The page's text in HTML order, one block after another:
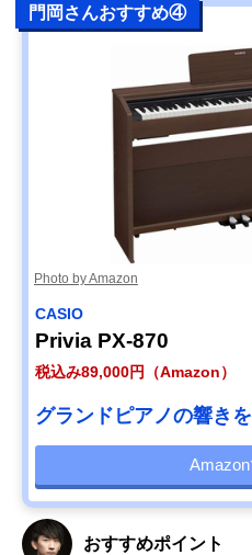
門岡さんおすすめ④
Photo by Amazon
CASIO
Privia PX-870
税込み89,000円（Amazon）
グランドピアノの響き
おすすめポイント